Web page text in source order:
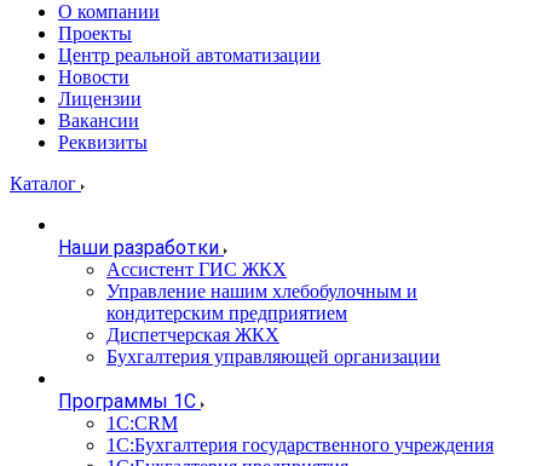
О компании
Проекты
Центр реальной автоматизации
Новости
Лицензии
Вакансии
Реквизиты
Каталог
Наши разработки
Ассистент ГИС ЖКХ
Управление нашим хлебобулочным и
кондитерским предприятием
Диспетчерская ЖКХ
Бухгалтерия управляющей организации
Программы 1С
1С:CRM
1С:Бухгалтерия государственного учреждения